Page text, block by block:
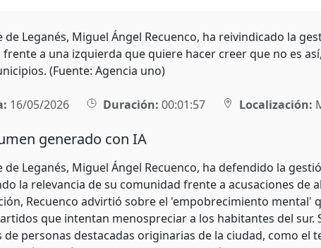
de Leganés, Miguel Ángel Recuenco, ha reivindicado la
frente a una izquierda que quiere hacer creer que no es
(Fuente: Agencia uno)
16/05/2026 Duración: 00:01:57 Localización:
generado con IA
de Leganés, Miguel Ángel Recuenco, ha defendido la
la relevancia de su comunidad frente a acusaciones de
Recuenco advirtió sobre el 'empobrecimiento mental'
que intentan menospreciar a los habitantes del sur.
de personas destacadas originarias de la ciudad, como el